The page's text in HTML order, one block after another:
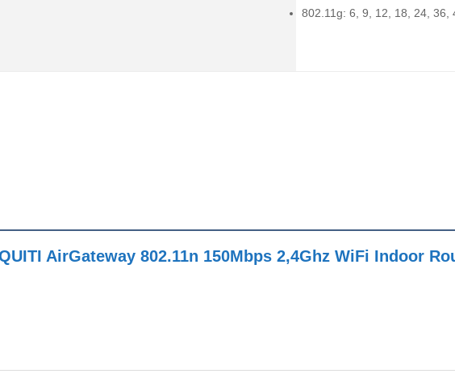
802.11g: 6, 9, 12, 18, 24, 36,
AirGateway 802.11n 150Mbps 2,4Ghz WiFi Indoor